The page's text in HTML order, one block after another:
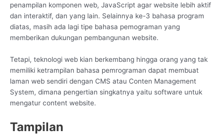
penampilan komponen web, JavaScript agar website lebih aktif
dan interaktif, dan yang lain. Selainnya ke-3 bahasa program
diatas, masih ada lagi tipe bahasa pemograman yang
memberikan dukungan pembangunan website.
Tetapi, teknologi web kian berkembang hingga orang yang tak
memiliki ketrampilan bahasa pemrograman dapat membuat
laman web sendiri dengan CMS atau Conten Management
System, dimana pengertian singkatnya yaitu software untuk
mengatur content website.
Tampilan